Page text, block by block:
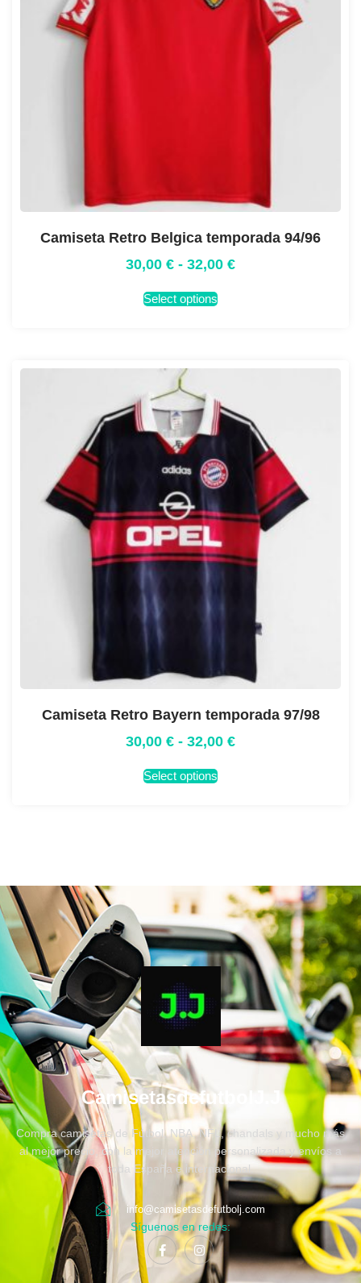
Camiseta Retro Belgica temporada 94/96
30,00 € - 32,00 €
Select options
Camiseta Retro Bayern temporada 97/98
30,00 € - 32,00 €
Select options
CamisetasdefutbolJ.J
Compra camisetas de Fútbol, NBA, NFL, chandals y mucho más
al mejor precio, con la mejor atención personalizada y envíos a
toda España e internacional.
info@camisetasdefutbolj.com
Síguenos en redes: